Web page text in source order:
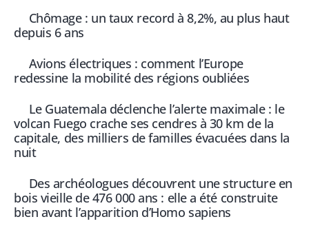
Chômage : un taux record à 8,2%, au plus haut
depuis 6 ans
Avions électriques : comment l’Europe
redessine la mobilité des régions oubliées
Le Guatemala déclenche l’alerte maximale : le
volcan Fuego crache ses cendres à 30 km de la
capitale, des milliers de familles évacuées dans la
nuit
Des archéologues découvrent une structure en
bois vieille de 476 000 ans : elle a été construite
bien avant l’apparition d’Homo sapiens